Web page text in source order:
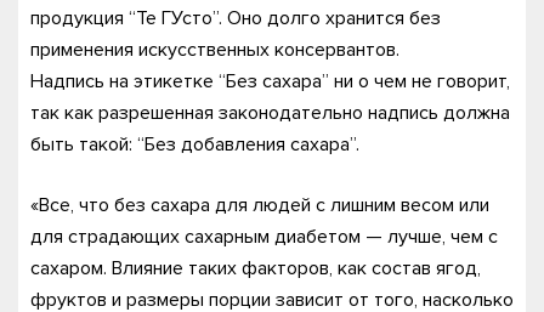
продукция “Те ГУсто”. Оно долго хранится без
применения искусственных консервантов.
Надпись на этикетке “Без сахара” ни о чем не говорит,
так как разрешенная законодательно надпись должна
быть такой: “Без добавления сахара”.
«Все, что без сахара для людей с лишним весом или
для страдающих сахарным диабетом — лучше, чем с
сахаром. Влияние таких факторов, как состав ягод,
фруктов и размеры порции зависит от того, насколько